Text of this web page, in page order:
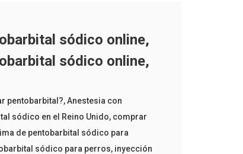
sódico online,
sódico online,
pentobarbital?,Anestesia con
sódico en el Reino Unido, comprar
de pentobarbital sódico para
sódico para perros, inyección